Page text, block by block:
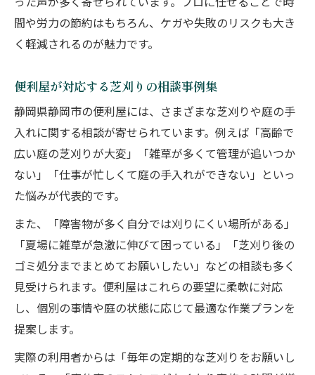
間や労力の節約はもちろん、ケガや失敗のリスクも大き
く軽減されるのが魅力です。
便利屋が対応する芝刈りの相談事例集
静岡県静岡市の便利屋には、さまざまな芝刈りや庭の手
入れに関する相談が寄せられています。例えば「高齢で
広い庭の芝刈りが大変」「雑草が多くて管理が追いつか
ない」「仕事が忙しくて庭の手入れができない」といっ
た悩みが代表的です。
また、「障害物が多く自分では刈りにくい場所がある」
「夏場に雑草が急激に伸びて困っている」「芝刈り後の
ゴミ処分までまとめてお願いしたい」などの相談も多く
見受けられます。便利屋はこれらの要望に柔軟に対応
し、個別の事情や庭の状態に応じて最適な作業プランを
提案します。
実際の利用者からは「毎年の定期的な芝刈りをお願いし